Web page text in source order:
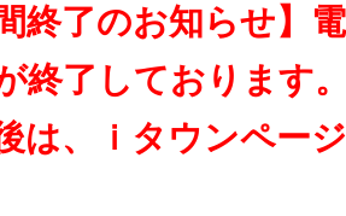
終了のお知らせ】
終了しております
は、ｉタウンペー